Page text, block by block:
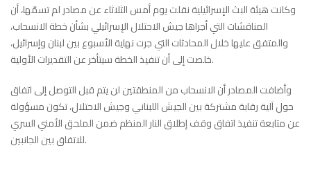
وكانت هيئة البث الإسرائيلية نقلت يوم أمس الثلاثاء عن مصادر لم تسمّها، أن
المناقشات التي أجراها جيش الاحتلال الإسرائيلي بشأن خطة الانسحاب،
والمتفق عليها خلال المحادثات التي جرت نهاية الأسبوع بين لبنان وإسرائيل،
خلصت إلى أن تنفيذ الخطة سيتأخر عن التقديرات الأولية.
وأضافت المصادر أن الانسحاب من المنطقتين لن يتم قبل التوصل إلى اتفاق
حول آلية رقابة مشتركة بين الجيش اللبناني وجيش الاحتلال، تكون مسؤولة
عن متابعة تنفيذ اتفاق وقف إطلاق النار المنظم ضمن الملحق الأمني السري
للاتفاق بين الجانبين.